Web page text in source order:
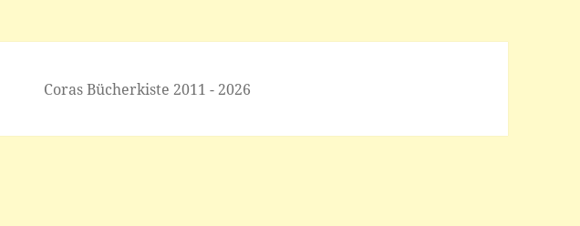
Coras Bücherkiste 2011 - 2026